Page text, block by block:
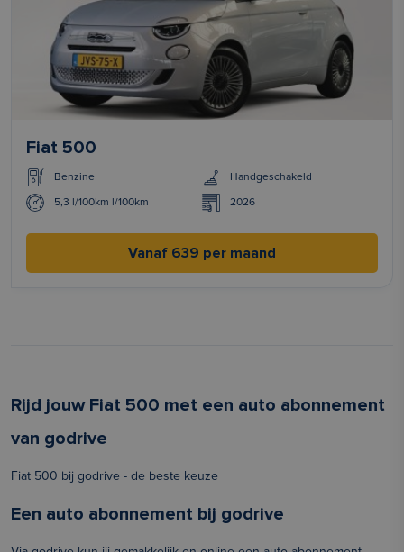
Fiat 500
Benzine Handgeschakeld
5,3 l/100km l/100km 2026
Vanaf 639 per maand
Rijd jouw Fiat 500 met een auto abonnement
van godrive
Fiat 500 bij godrive - de beste keuze
Een auto abonnement bij godrive